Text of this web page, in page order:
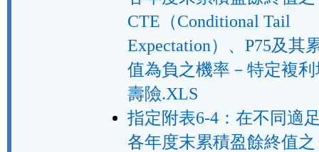
CTE（Conditional Tail
Expectation）、P75及其
值為負之機率－特定複
壽險.XLS
指定附表6-4：在不同適
各年度末累積盈餘終值之